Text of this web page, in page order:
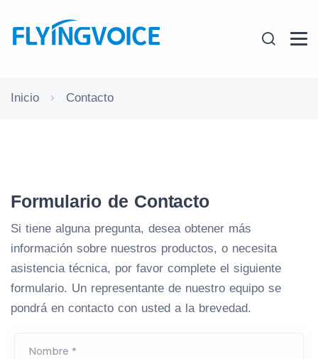
Inicio Contacto
Formulario de Contacto
Si tiene alguna pregunta, desea obtener más
información sobre nuestros productos, o necesita
asistencia técnica, por favor complete el siguiente
formulario. Un representante de nuestro equipo se
pondrá en contacto con usted a la brevedad.
Nombre *